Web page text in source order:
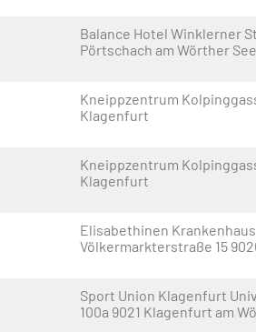
Balance Hotel Winklerner
Pörtschach am Wörther See
Kneippzentrum
Klagenfurt
Kneippzentrum
Klagenfurt
Elisabethinen Krankenhaus
Völkermarkterstraße 15
Sport Union Klagenfurt
100a 9021 Klagenfurt am